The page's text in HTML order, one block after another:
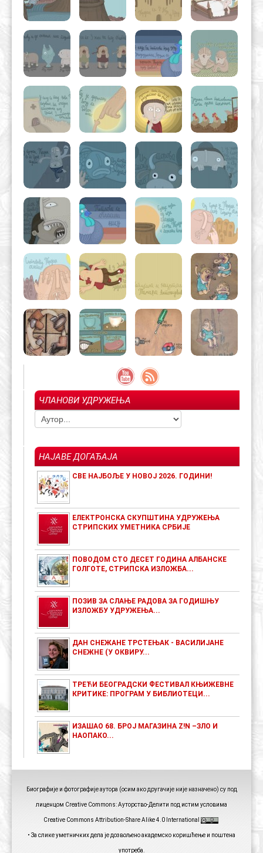
ЧЛАНОВИ УДРУЖЕЊА
НАЈАВЕ ДОГАЂАЈА
СВЕ НАЈБОЉЕ У НОВОЈ 2026. ГОДИНИ!
ЕЛЕКТРОНСКА СКУПШТИНА УДРУЖЕЊА
СТРИПСКИХ УМЕТНИКА СРБИЈЕ
ПОВОДОМ СТО ДЕСЕТ ГОДИНА АЛБАНСКЕ
ГОЛГОТЕ, СТРИПСКА ИЗЛОЖБА...
ПОЗИВ ЗА СЛАЊЕ РАДОВА ЗА ГОДИШЊУ
ИЗЛОЖБУ УДРУЖЕЊА...
ДАН СНЕЖАНЕ ТРСТЕЊАК - ВАСИЛИЈАНЕ
СНЕЖНЕ (У ОКВИРУ...
ТРЕЋИ БЕОГРАДСКИ ФЕСТИВАЛ КЊИЖЕВНЕ
КРИТИКЕ: ПРОГРАМ У БИБЛИОТЕЦИ...
ИЗАШАО 68. БРОЈ МАГАЗИНА Z!N –ЗЛО И
НАОПАКО...
Биографије и фотографије аутора (осим ако другачије није назначено) су под
лиценцом Creative Commons: Ауторство-Делити под истим условима
Creative Commons Attribution-Share Alike 4.0 International
• За слике уметничких дела је дозвољено академско коришћење и поштена
употреба.